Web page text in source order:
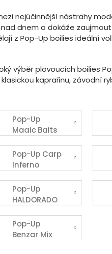
nejúčinnější nástrahy
dnem a dokáže
z Pop-Up boilies ideální
výběr plovoucích boilies
kaprařinu, závodní
Pop-Up
Magic Baits
Pop-Up Carp
Inferno
Pop-Up
HALDORADO
Pop-Up
Benzar Mix